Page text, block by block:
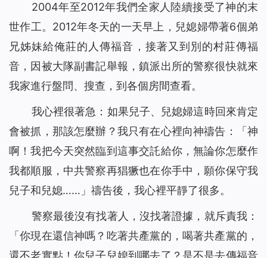
2004年至2012年我們全家人陸續接受了神的末
世作工。2012年冬天的一天早上，兒媳婦帶著6個弟
兄姊妹給俺莊的人傳福音，接著又到別的村莊傳福
音，因被大隊副書記舉報，鎮派出所的警察很快就來
我家進行盤問、搜查，到各個房間查看。
我心裡很著急：如果兒子、兒媳婦這時回來肯定
會被抓，那該怎麼辦？我只有在心裡向神禱告：「神
啊！我把今天突然臨到這事交託給你，無論你怎麼作
我都順服，中共警察再猖獗也在你手中，願你保守我
兒子和兒媳……」禱告後，我心裡平靜了很多。
警察最後沒有找著人，沒找著證據，就斥責我：
「你現在還信神嗎？吃著共產黨的，喝著共產黨的，
還不老實點！你兒子兒媳到哪去了？是不是去傳福音